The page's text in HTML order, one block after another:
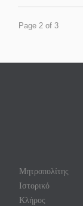
Page 2 of 3
Μητροπολίτης
Ιστορικό
Κλήρος